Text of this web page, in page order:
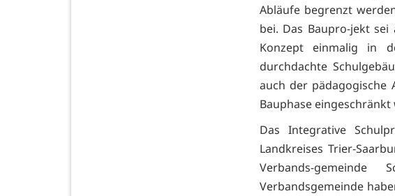
Abläufe begrenzt
bei. Das Baupro-jekt
Konzept einmalig in
durchdachte
auch der pädagogische
Bauphase eingeschränkt
Das Integrative
Landkreises Trier-
Verbands-
Verbandsgemeinde